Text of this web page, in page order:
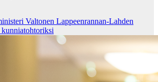
Valtonen Lappeenrannan-Lahden